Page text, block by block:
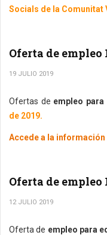
Socials de la Comunitat
Oferta de empleo
19 JULIO 2019
Ofertas de empleo
de 2019.
Accede a la información
Oferta de empleo
12 JULIO 2019
Oferta de empleo para